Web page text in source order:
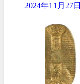
2024年11月27日